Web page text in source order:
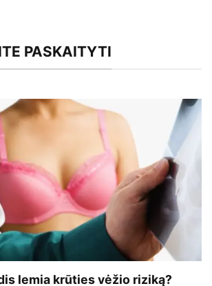
PASKAITYTI
lemia krūties vėžio riziką?